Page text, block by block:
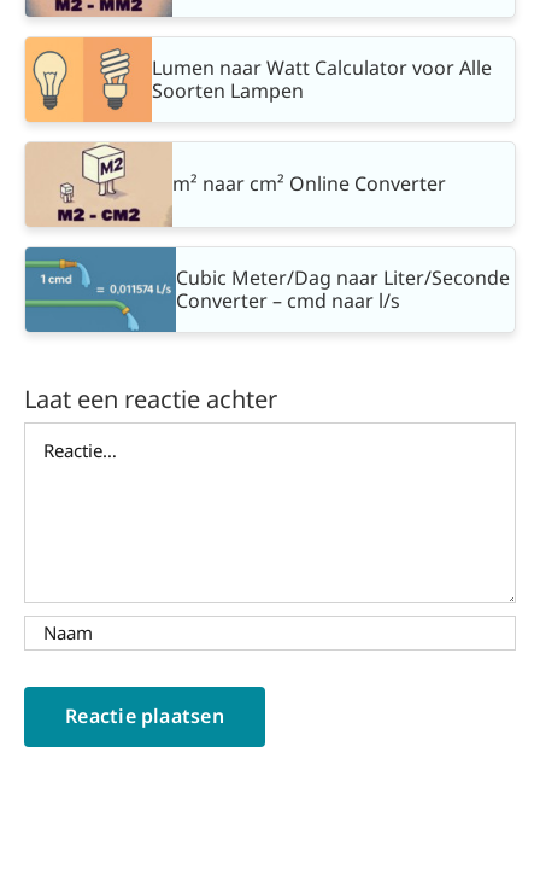
Lumen naar Watt Calculator voor Alle
Soorten Lampen
m² naar cm² Online Converter
Cubic Meter/Dag naar Liter/Seconde
Converter – cmd naar l/s
Laat een reactie achter